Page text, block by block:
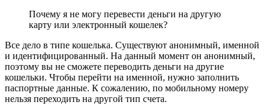
Почему я не могу перевести деньги на другую
карту или электронный кошелек?
Все дело в типе кошелька. Существуют анонимный, именной
и идентифицированный. На данный момент он анонимный,
поэтому вы не сможете переводить деньги на другие
кошельки. Чтобы перейти на именной, нужно заполнить
паспортные данные. К сожалению, по мобильному номеру
нельзя переходить на другой тип счета.